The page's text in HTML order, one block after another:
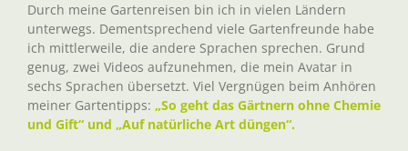
Durch meine Gartenreisen bin ich in vielen Ländern
unterwegs. Dementsprechend viele Gartenfreunde habe
ich mittlerweile, die andere Sprachen sprechen. Grund
genug, zwei Videos aufzunehmen, die mein Avatar in
sechs Sprachen übersetzt. Viel Vergnügen beim Anhören
meiner Gartentipps: „So geht das Gärtnern ohne Chemie
und Gift“ und „Auf natürliche Art düngen“.